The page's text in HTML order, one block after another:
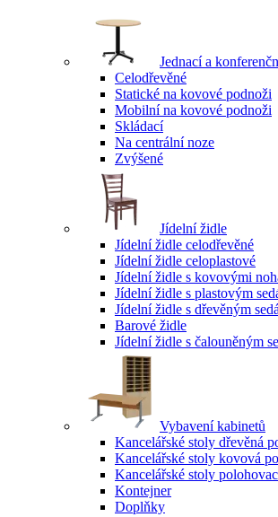
Jednací a
Celodřevěné
Statické na kovové podnoži
Mobilní na kovové podnoži
Skládací
Na centrální noze
Zvýšené
Jídelní židle
Jídelní židle celodřevěné
Jídelní židle celoplastové
Jídelní židle s kovovými
Jídelní židle s plastovým
Jídelní židle s dřevěným
Barové židle
Jídelní židle s čalouněným
Vybavení kabinetů
Kancelářské stoly dřevěná
Kancelářské stoly kovová
Kancelářské stoly
Kontejner
Doplňky